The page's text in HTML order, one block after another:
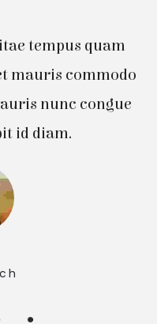
tempus quam
mauris commodo
nunc congue
id diam.